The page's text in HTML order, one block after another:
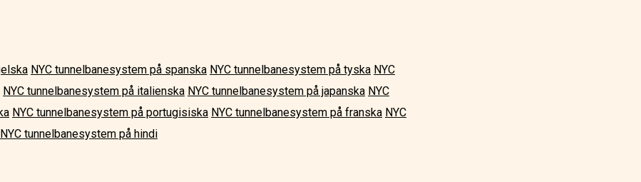
NYC tunnelbanesystem på spanska NYC tunnelbanesystem på tyska NYC
NYC tunnelbanesystem på italienska NYC tunnelbanesystem på japanska NYC
NYC tunnelbanesystem på portugisiska NYC tunnelbanesystem på franska NYC
NYC tunnelbanesystem på hindi